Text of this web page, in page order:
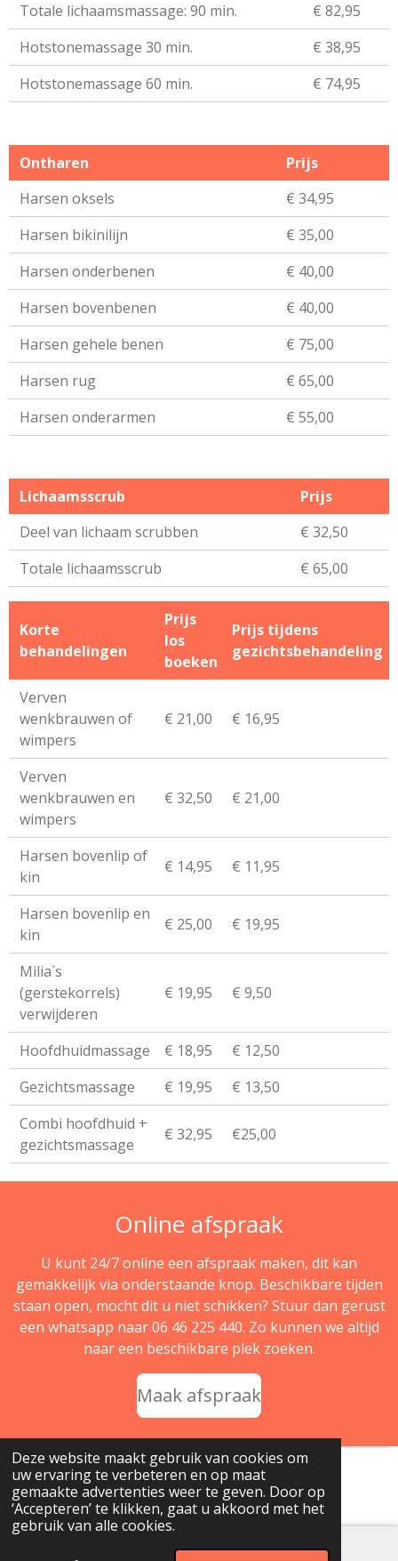
Deze website maakt gebruik van cookies om
uw ervaring te verbeteren en op maat
gemaakte advertenties weer te geven. Door op
‘Accepteren’ te klikken, gaat u akkoord met het
gebruik van alle cookies.
Totale lichaamsmassage: 90 min.
€ 82,95
Hotstonemassage 30 min.
€ 38,95
Hotstonemassage 60 min.
€ 74,95
Ontharen
Prijs
Harsen oksels
€ 34,95
Harsen bikinilijn
€ 35,00
Harsen onderbenen
€ 40,00
Harsen bovenbenen
€ 40,00
Harsen gehele benen
€ 75,00
Harsen rug
€ 65,00
Harsen onderarmen
€ 55,00
Lichaamsscrub
Prijs
Deel van lichaam scrubben
€ 32,50
Totale lichaamsscrub
€ 65,00
Korte
behandelingen
Prijs
los
boeken
Prijs tijdens
gezichtsbehandeling
Verven
wenkbrauwen of
wimpers
€ 21,00 € 16,95
Verven
wenkbrauwen en
wimpers
€ 32,50 € 21,00
Harsen bovenlip of
kin
€ 14,95 € 11,95
Harsen bovenlip en
kin
€ 25,00 € 19,95
Milia`s
(gerstekorrels)
verwijderen
€ 19,95 € 9,50
Hoofdhuidmassage € 18,95
€ 12,50
Gezichtsmassage
€ 19,95
€ 13,50
Combi hoofdhuid +
gezichtsmassage
€ 32,95 €25,00
Online afspraak
U kunt 24/7 online een afspraak maken, dit kan
gemakkelijk via onderstaande knop. Beschikbare tijden
staan open, mocht dit u niet schikken? Stuur dan gerust
een whatsapp naar 06 46 225 440. Zo kunnen we altijd
naar een beschikbare plek zoeken.
Maak afspraak
© 2025 - 2026 Beauty & Care Den Helder
Powered byJouwWeb